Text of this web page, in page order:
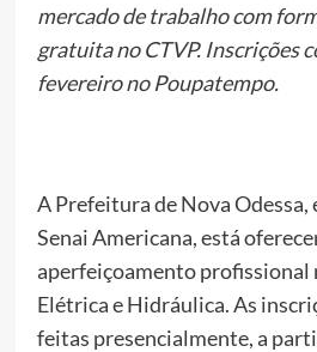
mercado de trabalho com
gratuita no CTVP. Inscrições
fevereiro no Poupatempo.
A Prefeitura de Nova Odessa,
Senai Americana, está
aperfeiçoamento profissional
Elétrica e Hidráulica. As
feitas presencialmente, a